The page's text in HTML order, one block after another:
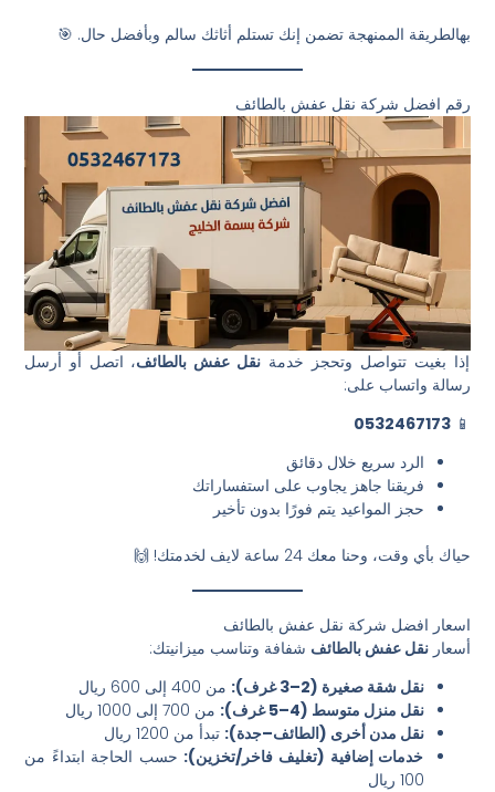
بهالطريقة الممنهجة تضمن إنك تستلم أثاثك سالم وبأفضل حال. 🎯
رقم افضل شركة نقل عفش بالطائف
إذا بغيت تتواصل وتحجز خدمةنقل عفش بالطائف، اتصل أو أرسل
رسالة واتساب على:
0532467173
الرد سريع خلال دقائق
فريقنا جاهز يجاوب على استفساراتك
حجز المواعيد يتم فورًا بدون تأخير
حياك بأي وقت، وحنا معك 24 ساعة لايف لخدمتك! 🙌
اسعار افضل شركة نقل عفش بالطائف
أسعارنقل عفش بالطائفشفافة وتناسب ميزانيتك:
نقل شقة صغيرة (2–3 غرف):
من 400 إلى 600 ريال
نقل منزل متوسط (4–5 غرف):
من 700 إلى 1000 ريال
نقل مدن أخرى (الطائف–جدة):تبدأ من 1200 ريال
خدمات إضافية (تغليف فاخر/تخزين):حسب الحاجة ابتداءً من
100 ريال